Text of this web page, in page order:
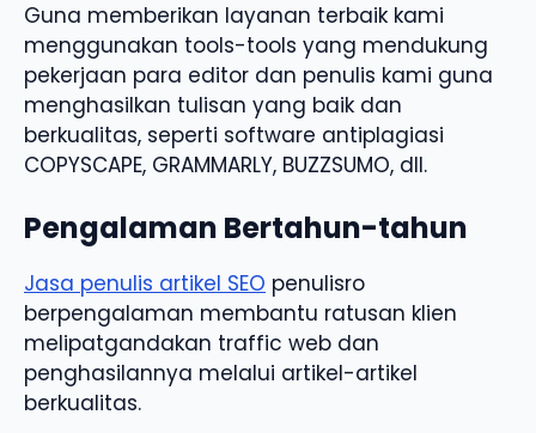
Guna memberikan layanan terbaik kami
menggunakan tools-tools yang mendukung
pekerjaan para editor dan penulis kami guna
menghasilkan tulisan yang baik dan
berkualitas, seperti software antiplagiasi
COPYSCAPE, GRAMMARLY, BUZZSUMO, dll.
Pengalaman Bertahun-tahun
Jasa penulis artikel SEO penulisro
berpengalaman membantu ratusan klien
melipatgandakan traffic web dan
penghasilannya melalui artikel-artikel
berkualitas.